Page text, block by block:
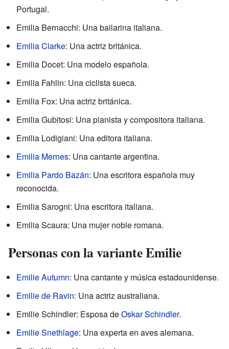
Portugal.
Emilia Bernacchi: Una bailarina italiana.
Emilia Clarke: Una actriz británica.
Emilia Docet: Una modelo española.
Emilia Fahlin: Una ciclista sueca.
Emilia Fox: Una actriz británica.
Emilia Gubitosi: Una pianista y compositora italiana.
Emilia Lodigiani: Una editora italiana.
Emilia Mernes: Una cantante argentina.
Emilia Pardo Bazán: Una escritora española muy
reconocida.
Emilia Sarogni: Una escritora italiana.
Emilia Scaura: Una mujer noble romana.
Personas con la variante Emilie
Emilie Autumn: Una cantante y música estadounidense.
Emilie de Ravin: Una actriz australiana.
Emilie Schindler: Esposa deOskar Schindler.
Emilie Snethlage: Una experta en aves alemana.